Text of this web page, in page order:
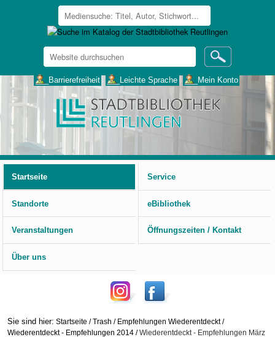
Website
durchsuchen
___Barrierefreiheit ___Leichte Sprache ___Mein Konto
Startseite
Service
Standorte eBibliothek
Veranstaltungen Öffnungszeiten / Kontakt
Über uns
Sie sind hier: Startseite /Trash / Empfehlungen Wiederentdeckt /
Wiederentdeckt - Empfehlungen 2014 /Wiederentdeckt - Empfehlungen März